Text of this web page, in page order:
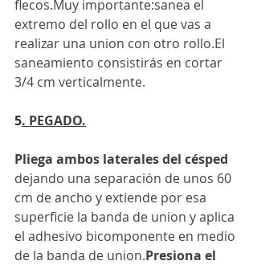
flecos.Muy importante:sanea el
extremo del rollo en el que vas a
realizar una union con otro rollo.El
saneamiento consistirás en cortar
3/4 cm verticalmente.
5. PEGADO.
Pliega ambos laterales del césped
dejando una separación de unos 60
cm de ancho y extiende por esa
superficie la banda de union y aplica
el adhesivo bicomponente en medio
de la banda de union.Presiona el